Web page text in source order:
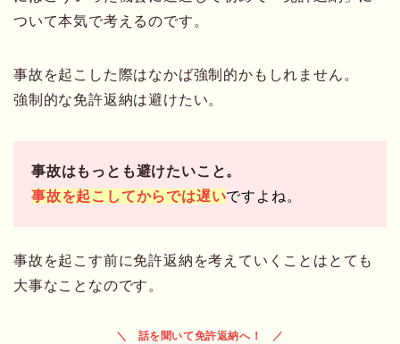
ついて本気で考えるのです。
事故を起こした際はなかば強制的かもしれません。
強制的な免許返納は避けたい。
事故はもっとも避けたいこと。
事故を起こしてからでは遅いですよね。
事故を起こす前に免許返納を考えていくことはとても
大事なことなのです。
話を聞いて免許返納へ！